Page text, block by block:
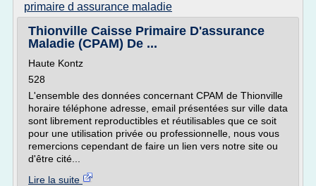
primaire d assurance maladie
Thionville Caisse Primaire D'assurance
Maladie (CPAM) De ...
Haute Kontz
528
L'ensemble des données concernant CPAM de Thionville
horaire téléphone adresse, email présentées sur ville data
sont librement reproductibles et réutilisables que ce soit
pour une utilisation privée ou professionnelle, nous vous
remercions cependant de faire un lien vers notre site ou
d'être cité...
Lire la suite